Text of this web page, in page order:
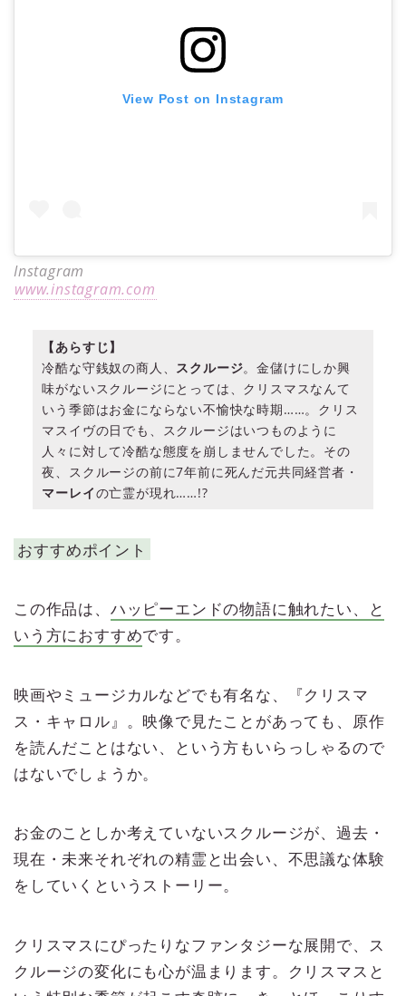
View Post on Instagram
Instagram
www.instagram.com
【あらすじ】
冷酷な守銭奴の商人、 スクルージ。金儲けにしか興
味がないスクルージにとっては、クリスマスなんて
いう季節はお金にならない不愉快な時期……。クリス
マスイヴの日でも、スクルージはいつものように
人々に対して冷酷な態度を崩しませんでした。その
夜、スクルージの前に7年前に死んだ元共同経営者・
マーレイの亡霊が現れ……!?
おすすめポイント
この作品は、 ハッピーエンドの物語に触れたい、と
いう方におすすめです。
映画やミュージカルなどでも有名な、『クリスマ
ス・キャロル』。映像で見たことがあっても、原作
を読んだことはない、という方もいらっしゃるので
はないでしょうか。
お金のことしか考えていないスクルージが、過去・
現在・未来それぞれの精霊と出会い、不思議な体験
をしていくというストーリー。
クリスマスにぴったりなファンタジーな展開で、ス
クルージの変化にも心が温まります。クリスマスと